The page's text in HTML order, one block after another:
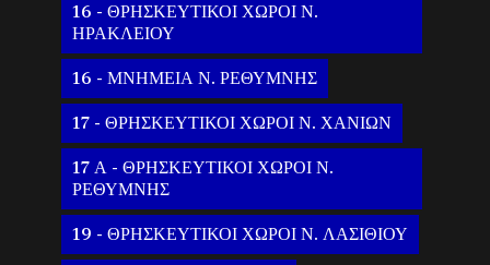
16 - ΘΡΗΣΚΕΥΤΙΚΟΙ ΧΩΡΟΙ Ν.
ΗΡΑΚΛΕΙΟΥ
16 - ΜΝΗΜΕΙΑ Ν. ΡΕΘΥΜΝΗΣ
17 - ΘΡΗΣΚΕΥΤΙΚΟΙ ΧΩΡΟΙ Ν. ΧΑΝΙΩΝ
17 Α - ΘΡΗΣΚΕΥΤΙΚΟΙ ΧΩΡΟΙ Ν.
ΡΕΘΥΜΝΗΣ
19 - ΘΡΗΣΚΕΥΤΙΚΟΙ ΧΩΡΟΙ Ν. ΛΑΣΙΘΙΟΥ